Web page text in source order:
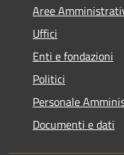
Aree
Uffici
Enti e fondazioni
Politici
Personale
Documenti e dati